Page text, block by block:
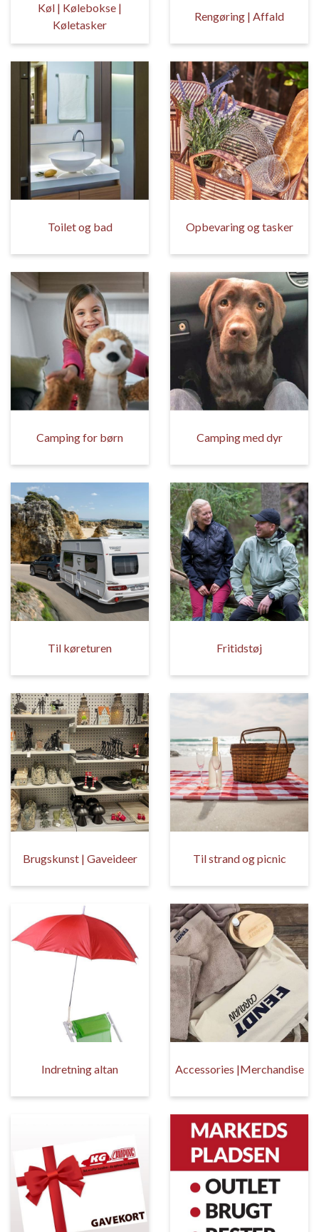
Køl | Kølebokse |
Køletasker
Rengøring | Affald
Toilet og bad Opbevaring og tasker
Camping for børn Camping med dyr
Til køreturen Fritidstøj
Brugskunst | Gaveideer Til strand og picnic
Indretning altan Accessories |Merchandise